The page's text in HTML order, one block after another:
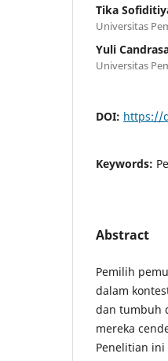
Tika
Universitas
Yuli
Universitas
DOI: https://
Keywords:
Abstract
Pemilih
dalam
dan tumbuh
mereka
Penelitian